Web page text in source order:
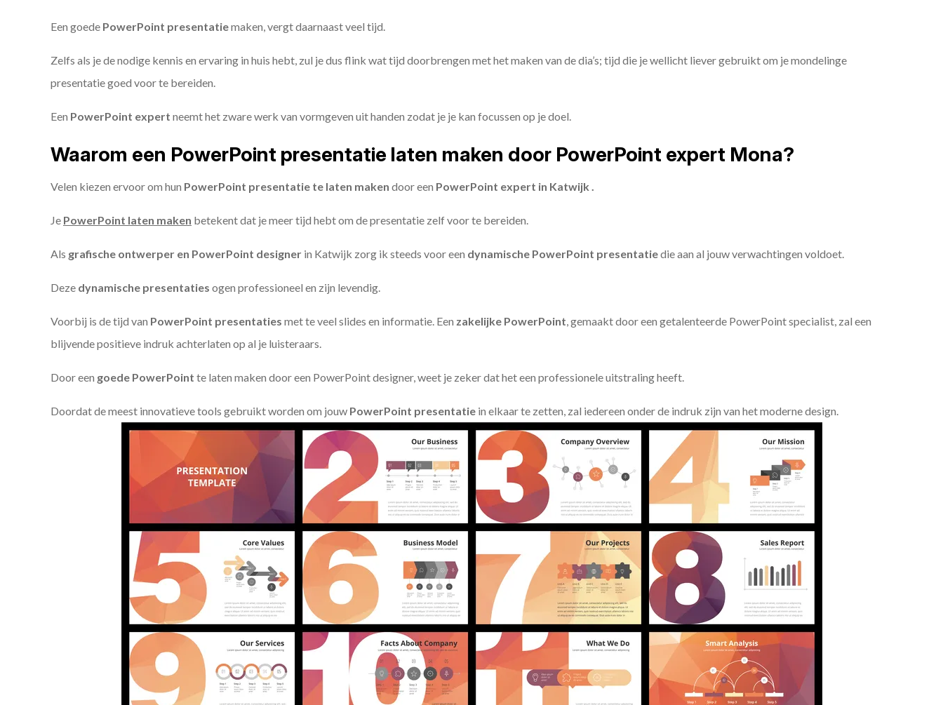
Een goede PowerPoint presentatiemaken, vergt daarnaast veel tijd.
Zelfs als je de nodige kennis en ervaring in huis hebt, zul je dus flink wat tijd doorbrengen met het maken van de dia’s; tijd die je wellicht liever gebruikt om je mondelinge
presentatie goed voor te bereiden.
Een PowerPoint expert neemt het zware werk van vormgeven uit handen zodat je je kan focussen op je doel.
Waarom een PowerPoint presentatie laten maken door PowerPoint expert Mona?
Velen kiezen ervoor om hun PowerPoint presentatie te laten maken door een PowerPoint expert in Katwijk .
Je PowerPoint laten maken betekent dat je meer tijd hebt om de presentatie zelf voor te bereiden.
Als grafische ontwerper en PowerPoint designer in Katwijk zorg ik steeds voor een dynamische PowerPoint presentatiedie aan al jouw verwachtingen voldoet.
Deze dynamische presentaties ogen professioneel en zijn levendig.
Voorbij is de tijd van PowerPoint presentaties met te veel slides en informatie. Een zakelijke PowerPoint, gemaakt door een getalenteerde PowerPoint specialist, zal een
blijvende positieve indruk achterlaten op al je luisteraars.
Door een goede PowerPoint te laten maken door een PowerPoint designer, weet je zeker dat het een professionele uitstraling heeft.
Doordat de meest innovatieve tools gebruikt worden om jouw PowerPoint presentatie in elkaar te zetten, zal iedereen onder de indruk zijn van het moderne design.